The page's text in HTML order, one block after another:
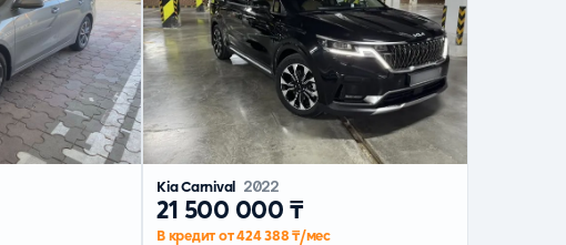
Kia Carnival 2022
21 500 000 ₸
В кредит от 424 388 ₸/мес